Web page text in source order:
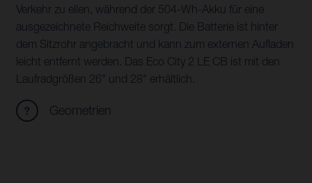
Verkehr zu eilen, während der 504-Wh-Akku für eine
ausgezeichnete Reichweite sorgt. Die Batterie ist hinter
dem Sitzrohr angebracht und kann zum externen Aufladen
leicht entfernt werden. Das Eco City 2 LE CB ist mit den
Laufradgrößen 26" und 28" erhältlich.
Geometrien